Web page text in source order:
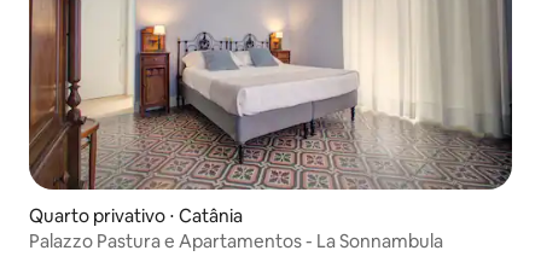
Quarto privativo ⋅ Catânia
Palazzo Pastura e Apartamentos - La Sonnambula